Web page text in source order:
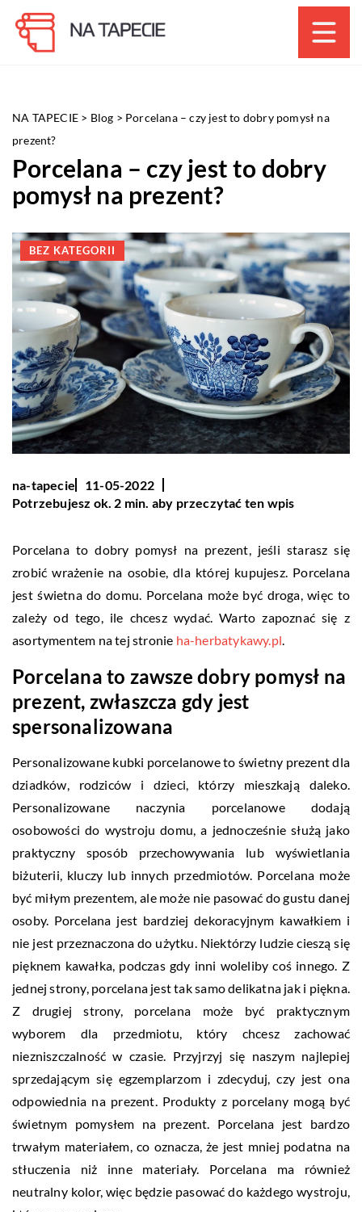
NA TAPECIE > Blog > Porcelana – czy jest to dobry pomysł na
prezent?
Porcelana – czy jest to dobry
pomysł na prezent?
BEZ KATEGORII
na-tapecie
11-05-2022
Potrzebujesz ok. 2 min. aby przeczytać ten wpis
Porcelana to dobry pomysł na prezent, jeśli starasz się
zrobić wrażenie na osobie, dla której kupujesz. Porcelana
jest świetna do domu. Porcelana może być droga, więc to
zależy od tego, ile chcesz wydać. Warto zapoznać się z
asortymentem na tej stronie ha-herbatykawy.pl
Porcelana to zawsze dobry pomysł na
prezent, zwłaszcza gdy jest
spersonalizowana
Personalizowane kubki porcelanowe to świetny prezent dla
dziadków, rodziców i dzieci, którzy mieszkają daleko.
Personalizowane naczynia porcelanowe dodają
osobowości do wystroju domu, a jednocześnie służą jako
praktyczny sposób przechowywania lub wyświetlania
biżuterii, kluczy lub innych przedmiotów. Porcelana może
być miłym prezentem, ale może nie pasować do gustu danej
osoby. Porcelana jest bardziej dekoracyjnym kawałkiem i
nie jest przeznaczona do użytku. Niektórzy ludzie cieszą się
pięknem kawałka, podczas gdy inni woleliby coś innego. Z
jednej strony, porcelana jest tak samo delikatna jak i piękna.
Z drugiej strony, porcelana może być praktycznym
wyborem dla przedmiotu, który chcesz zachować
niezniszczalność w czasie. Przyjrzyj się naszym najlepiej
sprzedającym się egzemplarzom i zdecyduj, czy jest ona
odpowiednia na prezent. Produkty z porcelany mogą być
świetnym pomysłem na prezent. Porcelana jest bardzo
trwałym materiałem, co oznacza, że jest mniej podatna na
stłuczenia niż inne materiały. Porcelana ma również
neutralny kolor, więc będzie pasować do każdego wystroju,